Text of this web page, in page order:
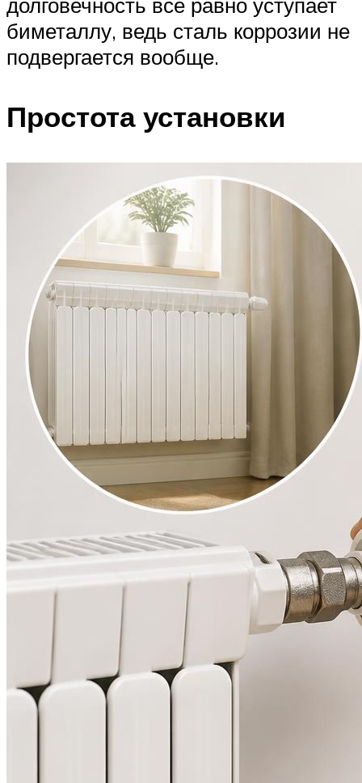
биметаллу, ведь сталь коррозии не
подвергается вообще.
Простота установки